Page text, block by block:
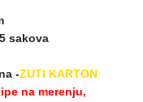
sakova
-ZUTI KARTON
na merenju,